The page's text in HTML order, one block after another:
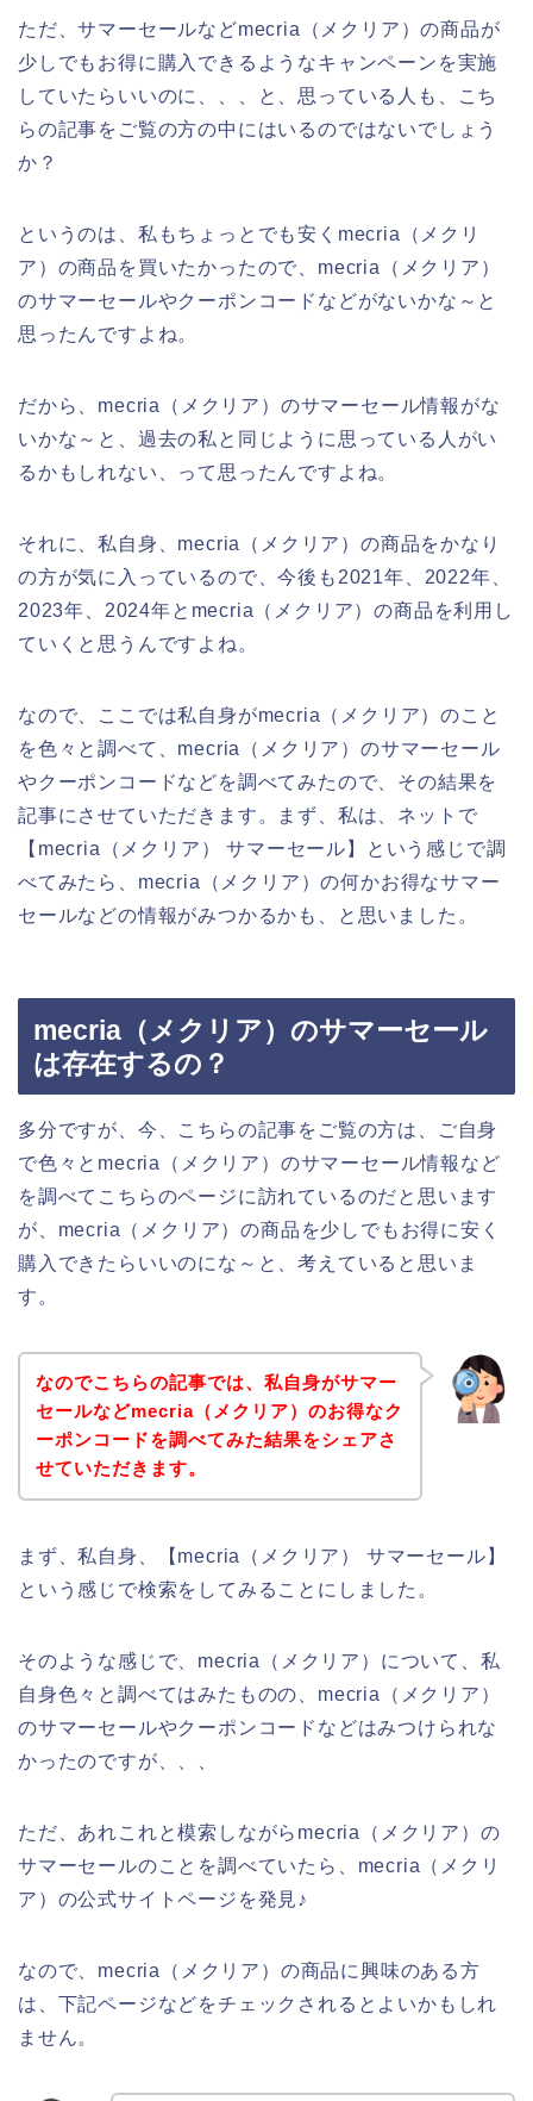
ただ、サマーセールなどmecria（メクリア）の商品が
少しでもお得に購入できるようなキャンペーンを実施
していたらいいのに、、、と、思っている人も、こち
らの記事をご覧の方の中にはいるのではないでしょう
か？
というのは、私もちょっとでも安くmecria（メクリ
ア）の商品を買いたかったので、mecria（メクリア）
のサマーセールやクーポンコードなどがないかな～と
思ったんですよね。
だから、mecria（メクリア）のサマーセール情報がな
いかな～と、過去の私と同じように思っている人がい
るかもしれない、って思ったんですよね。
それに、私自身、mecria（メクリア）の商品をかなり
の方が気に入っているので、今後も2021年、2022年、
2023年、2024年とmecria（メクリア）の商品を利用し
ていくと思うんですよね。
なので、ここでは私自身がmecria（メクリア）のこと
を色々と調べて、mecria（メクリア）のサマーセール
やクーポンコードなどを調べてみたので、その結果を
記事にさせていただきます。まず、私は、ネットで
【mecria（メクリア） サマーセール】という感じで調
べてみたら、mecria（メクリア）の何かお得なサマー
セールなどの情報がみつかるかも、と思いました。
mecria（メクリア）のサマーセール
は存在するの？
多分ですが、今、こちらの記事をご覧の方は、ご自身
で色々とmecria（メクリア）のサマーセール情報など
を調べてこちらのページに訪れているのだと思います
が、mecria（メクリア）の商品を少しでもお得に安く
購入できたらいいのにな～と、考えていると思いま
す。
なのでこちらの記事では、私自身がサマー
セールなどmecria（メクリア）のお得なク
ーポンコードを調べてみた結果をシェアさ
せていただきます。
まず、私自身、【mecria（メクリア） サマーセール】
という感じで検索をしてみることにしました。
そのような感じで、mecria（メクリア）について、私
自身色々と調べてはみたものの、mecria（メクリア）
のサマーセールやクーポンコードなどはみつけられな
かったのですが、、、
ただ、あれこれと模索しながらmecria（メクリア）の
サマーセールのことを調べていたら、mecria（メクリ
ア）の公式サイトページを発見♪
なので、mecria（メクリア）の商品に興味のある方
は、下記ページなどをチェックされるとよいかもしれ
ません。